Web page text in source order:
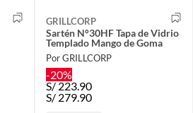
GRILLCORP
Sartén N°30HF Tapa de Vidrio
Templado Mango de Goma
Por GRILLCORP
-20%
S/ 223.90
S/ 279.90